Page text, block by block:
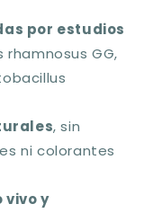
por estudios
rhamnosus GG,
, sin
ni colorantes
y